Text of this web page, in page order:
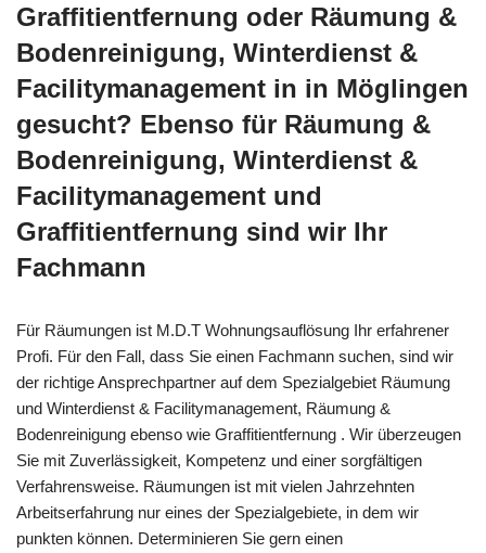
Graffitientfernung oder Räumung &
Bodenreinigung, Winterdienst &
Facilitymanagement in in Möglingen
gesucht? Ebenso für Räumung &
Bodenreinigung, Winterdienst &
Facilitymanagement und
Graffitientfernung sind wir Ihr
Fachmann
Für Räumungen ist M.D.T Wohnungsauflösung Ihr erfahrener
Profi. Für den Fall, dass Sie einen Fachmann suchen, sind wir
der richtige Ansprechpartner auf dem Spezialgebiet Räumung
und Winterdienst & Facilitymanagement, Räumung &
Bodenreinigung ebenso wie Graffitientfernung . Wir überzeugen
Sie mit Zuverlässigkeit, Kompetenz und einer sorgfältigen
Verfahrensweise. Räumungen ist mit vielen Jahrzehnten
Arbeitserfahrung nur eines der Spezialgebiete, in dem wir
punkten können. Determinieren Sie gern einen